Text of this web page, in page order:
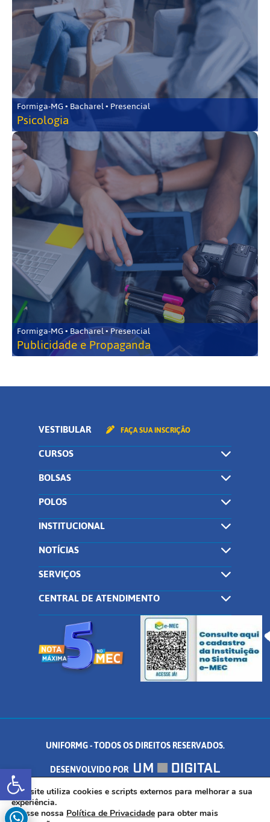
Abrir a barra de ferramentas
Formiga-MG • Bacharel • Presencial
Psicologia
Formiga-MG • Bacharel • Presencial
Publicidade e Propaganda
VESTIBULAR FAÇA SUA INSCRIÇÃO
CURSOS
BOLSAS
POLOS
INSTITUCIONAL
NOTÍCIAS
SERVIÇOS
CENTRAL DE ATENDIMENTO
UNIFORMG - TODOS OS DIREITOS RESERVADOS.
DESENVOLVIDO POR
AV. DR. ARNALDO DE SENNA, 328 - PALMEIRAS, FORMIGA/MG - CEP:
35.574.530
Este site utiliza cookies e scripts externos para melhorar a sua
experiência.
Acesse nossa Política de Privacidade para obter mais